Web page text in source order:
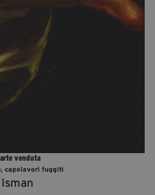
venduta
capolavori fuggiti